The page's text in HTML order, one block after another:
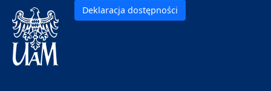
Deklaracja dostępności